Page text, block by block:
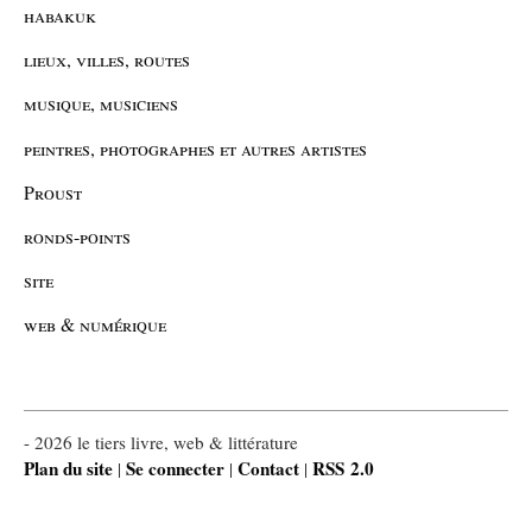
habakuk
lieux, villes, routes
musique, musiciens
peintres, photographes et autres artistes
Proust
ronds-points
site
web & numérique
- 2026 le tiers livre, web & littérature
Plan du site | Se connecter | Contact | RSS 2.0